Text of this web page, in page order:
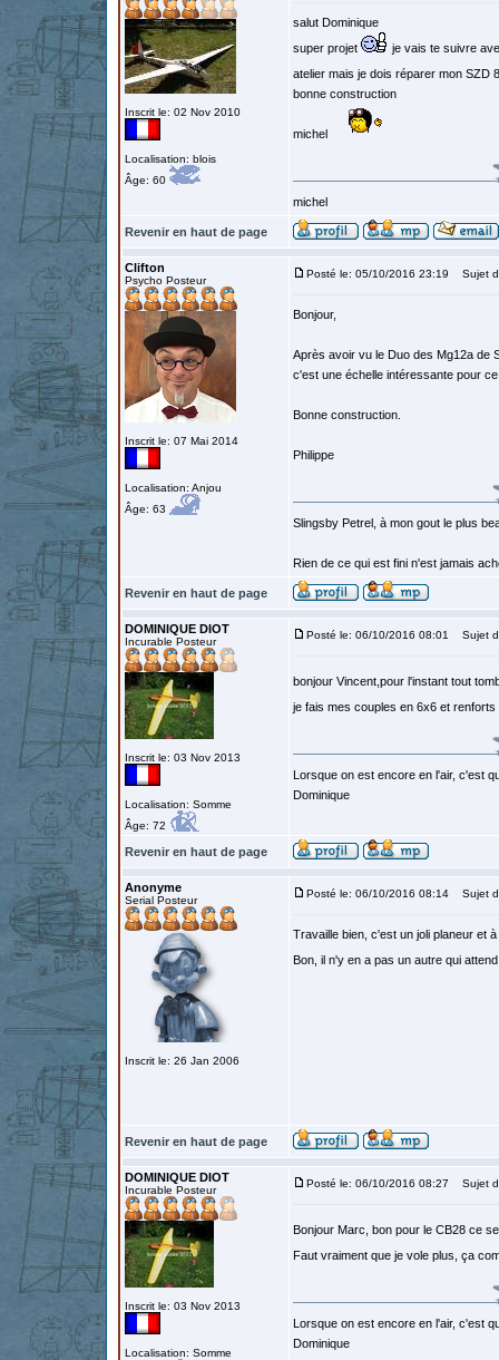
Inscrit le: 02 Nov 2010
Localisation: blois
Âge: 60
salut Dominique
super projet
je vais te suivre
atelier mais je dois réparer mon SZD
bonne construction
michel
michel
Revenir en haut de page
Clifton
Psycho Posteur
Inscrit le: 07 Mai 2014
Localisation: Anjou
Âge: 63
Posté le: 05/10/2016 23:19 Sujet
Bonjour,
Après avoir vu le Duo des Mg12a de
c'est une échelle intéressante pour
Bonne construction.
Philippe
Slingsby Petrel, à mon gout le plus
Rien de ce qui est fini n'est jamais
Revenir en haut de page
DOMINIQUE DIOT
Incurable Posteur
Inscrit le: 03 Nov 2013
Localisation: Somme
Âge: 72
Posté le: 06/10/2016 08:01 Sujet
bonjour Vincent,pour l'instant tout
je fais mes couples en 6x6 et
Lorsque on est encore en l'air, c'est
Dominique
Revenir en haut de page
Anonyme
Serial Posteur
Inscrit le: 26 Jan 2006
Posté le: 06/10/2016 08:14 Sujet
Travaille bien, c'est un joli planeur et
Bon, il n'y en a pas un autre qui
Revenir en haut de page
DOMINIQUE DIOT
Incurable Posteur
Inscrit le: 03 Nov 2013
Localisation: Somme
Posté le: 06/10/2016 08:27 Sujet
Bonjour Marc, bon pour le CB28 ce
Faut vraiment que je vole plus, ça
Lorsque on est encore en l'air, c'est
Dominique